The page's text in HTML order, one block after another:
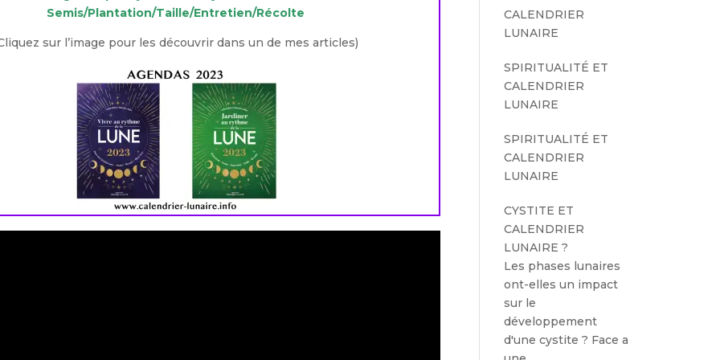
Semis/Plantation/Taille/Entretien/Récolte
sur l’image pour les découvrir dans un de mes articles)
CALENDRIER
LUNAIRE
SPIRITUALITÉ ET
CALENDRIER
LUNAIRE
SPIRITUALITÉ ET
CALENDRIER
LUNAIRE
CYSTITE ET
CALENDRIER
LUNAIRE ?
Les phases lunaires
ont-elles un impact
sur le
développement
d'une cystite ? Face a